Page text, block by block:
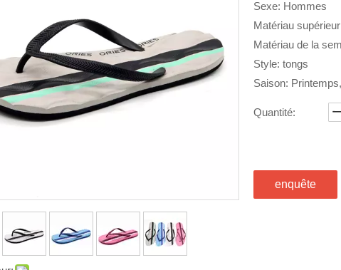
Sexe: Hommes
Matériau
Matériau de la
Style: tongs
Saison:
Quantité:
enquête